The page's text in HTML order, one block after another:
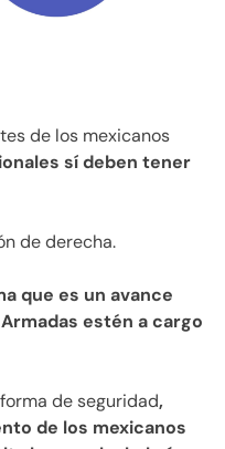
de los mexicanos
sí deben tener
de derecha.
que es un avance
estén a cargo
de seguridad,
de los mexicanos